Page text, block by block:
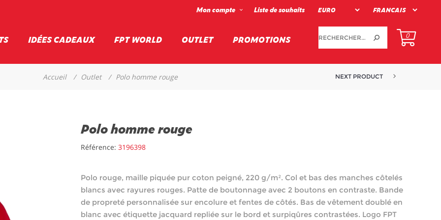
Mon compte Liste de souhaits
0
IDÉES CADEAUX FPT WORLD OUTLET PROMOTIONS
Accueil / Outlet / Polo homme rouge NEXT PRODUCT
Polo homme rouge
Référence: 3196398
Polo rouge, maille piquée pur coton peigné, 220 g/m². Col et bas des manches côtelés
blancs avec rayures rouges. Patte de boutonnage avec 2 boutons en contraste. Bande
de propreté personnalisée sur encolure et fentes de côtés. Bas de vêtement doublé en
blanc avec étiquette jacquard repliée sur le bord et surpiqûres contrastées. Logo FPT